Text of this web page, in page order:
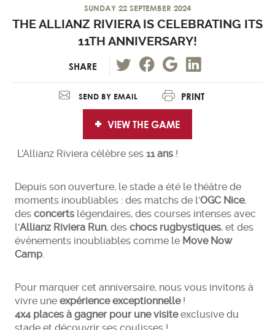
SUNDAY 22 SEPTEMBER 2024
THE ALLIANZ RIVIERA IS CELEBRATING ITS
11TH ANNIVERSARY!
SHARE
SEND BY EMAIL PRINT
VIEW THE GAME
L’Allianz Riviera célèbre ses 11 ans !
Depuis son ouverture, le stade a été le théâtre de
moments inoubliables : des matchs de l'OGC Nice,
des concerts légendaires, des courses intenses avec
l'Allianz Riviera Run, des chocs rugbystiques, et des
événements inoubliables comme le Move Now
Camp.
Pour marquer cet anniversaire, nous vous invitons à
vivre une expérience exceptionnelle!
4x4 places à gagner pour une visiteexclusive du